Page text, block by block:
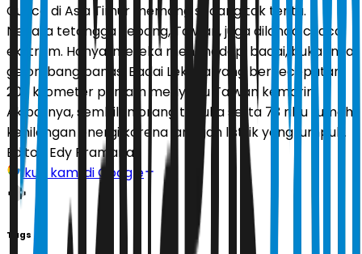
Cuaca di Asia Timur memang sedang tak tentu.
Negara tetangga Jepang, Taiwan, juga dilanda cuaca
ekstrem. Hanya, mereka menghadapi badai, bukannya
gelombang panas. Badai Lekima yang berkecepatan
209 kilometer per jam menyapu Taiwan kemarin.
Akibatnya, sembilan orang terluka serta 73 ribu rumah
kehilangan energi karena jaringan listrik yang lumpuh.
Editor: Edy Pramana
Ikuti kami di Google
Tags